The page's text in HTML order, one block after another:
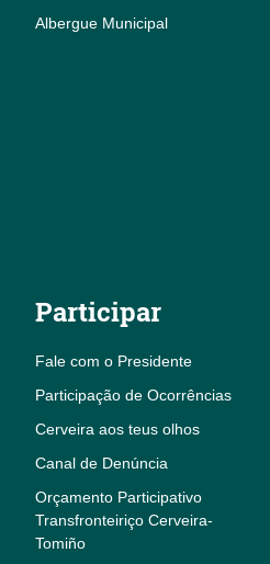
Albergue Municipal
Participar
Fale com o Presidente
Participação de Ocorrências
Cerveira aos teus olhos
Canal de Denúncia
Orçamento Participativo
Transfronteiriço Cerveira-
Tomiño